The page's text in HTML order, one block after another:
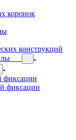
коронок
конструкций
фиксации
фиксации